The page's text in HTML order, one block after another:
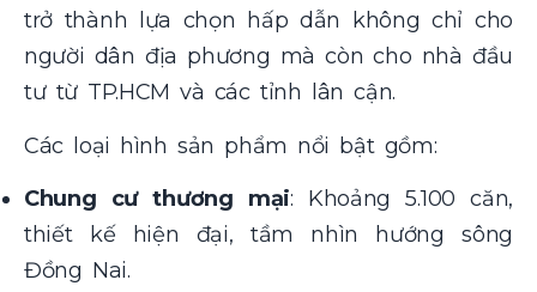
trở thành lựa chọn hấp dẫn không chỉ cho
người dân địa phương mà còn cho nhà đầu
tư từ TP.HCM và các tỉnh lân cận.
Các loại hình sản phẩm nổi bật gồm:
Chung cư thương mại: Khoảng 5.100 căn,
thiết kế hiện đại, tầm nhìn hướng sông
Đồng Nai.